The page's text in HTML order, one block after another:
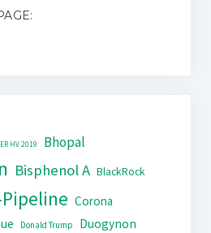
HV 2019 Bhopal
Bisphenol A BlackRock
Pipeline Corona
Donald Trump Duogynon